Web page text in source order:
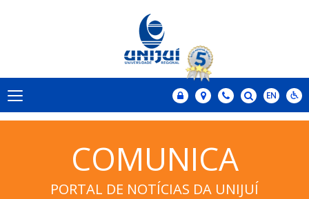
COMUNICA
PORTAL DE NOTÍCIAS DA UNIJUÍ